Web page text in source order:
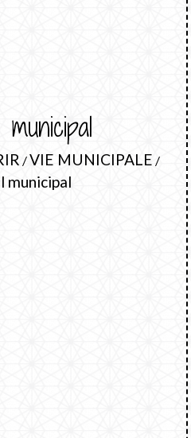
/VIE MUNICIPALE /
municipal